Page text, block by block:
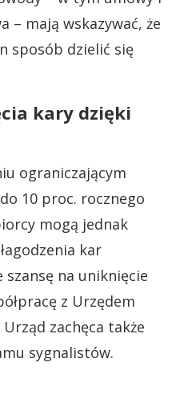
– mają wskazywać, że
sposób dzielić się
kary dzięki
ograniczającym
10 proc. rocznego
mogą jednak
kar
szansę na uniknięcie
z Urzędem
zachęca także
sygnalistów.